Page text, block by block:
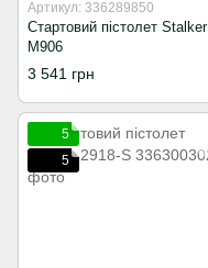
Артикул: 336289850
Стартовий пістолет Stalker
M906
3 541 грн
5
5